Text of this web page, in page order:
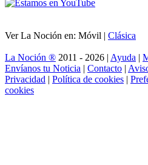
Ver La Noción en: Móvil | Clásica
La Noción ® 2011 - 2026 | Ayuda |
Envíanos tu Noticia | Contacto |
Privacidad | Política de cookies |
cookies